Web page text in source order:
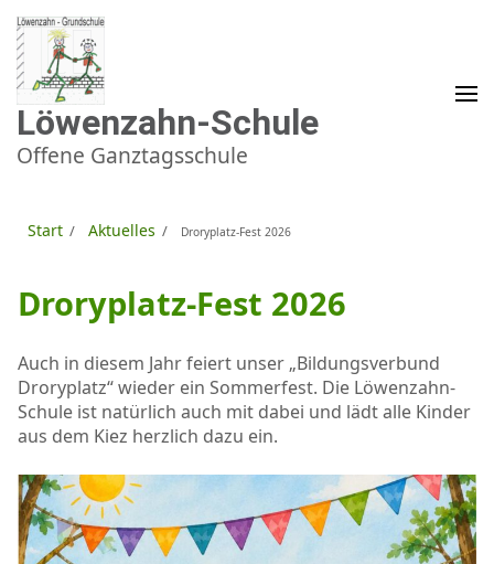
Zum
Inhalt
springen
(Enter
drücken)
Löwenzahn-Schule
Offene Ganztagsschule
Start / Aktuelles / Droryplatz-Fest 2026
Droryplatz-Fest 2026
Auch in diesem Jahr feiert unser „Bildungsverbund
Droryplatz“ wieder ein Sommerfest. Die Löwenzahn-
Schule ist natürlich auch mit dabei und lädt alle Kinder
aus dem Kiez herzlich dazu ein.